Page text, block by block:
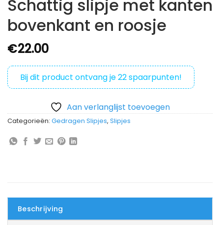
Schattig slipje met kanten
bovenkant en roosje
€22.00
Bij dit product ontvang je22spaarpunten!
Aan verlanglijst toevoegen
Categorieën: Gedragen Slipjes, Slipjes
Beschrijving